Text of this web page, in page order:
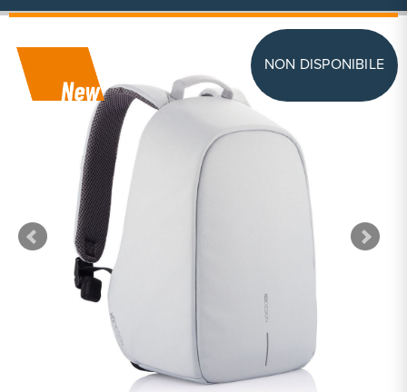
NON DISPONIBILE